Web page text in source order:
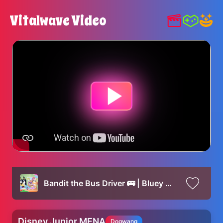
Vitalwave Video
Bandit the Bus Driver 🚌 | Bluey 💙 | Disney Junior Arabia
Dogwang